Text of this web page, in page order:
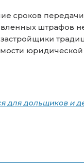
штрафов
для дольщиков и